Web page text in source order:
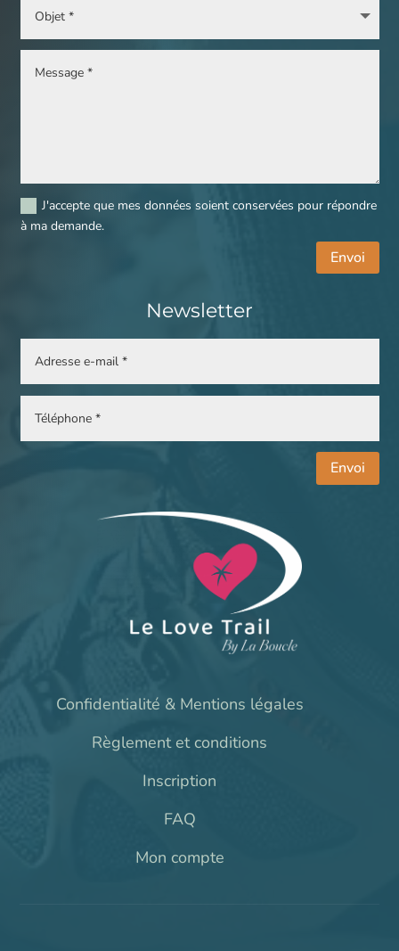
J'accepte que mes données soient conservées pour répondre
à ma demande.
Envoi
Newsletter
Envoi
Confidentialité & Mentions légales
Règlement et conditions
Inscription
FAQ
Mon compte